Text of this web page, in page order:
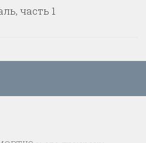
часть 1